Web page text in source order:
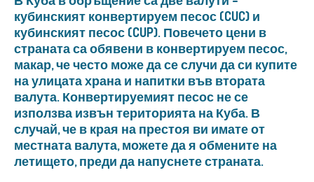
кубинският конвертируем песос (CUC) и
кубинският песос (CUP). Повечето цени в
страната са обявени в конвертируем песос,
макар, че често може да се случи да си купите
на улицата храна и напитки във втората
валута. Конвертируемият песос не се
използва извън територията на Куба. В
случай, че в края на престоя ви имате от
местната валута, можете да я обмените на
летището, преди да напуснете страната.